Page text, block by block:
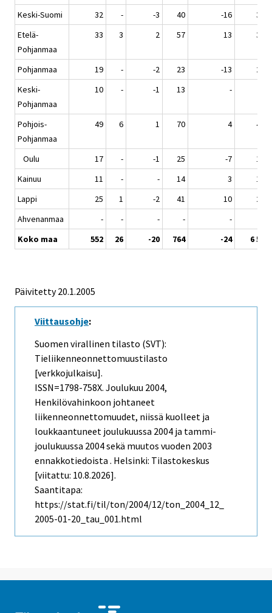
Keski-Suomi
32 - -3 40 -16
335
Etelä-
Pohjanmaa
33 3 2 57 13 346
Pohjanmaa 19 - -2 23 -13
218
Keski-
Pohjanmaa
10 - -1 13 -
Pohjois-
Pohjanmaa
49 6 1 70 4 473
Oulu 17 - -1 25 -7
181
Kainuu
11 - - 14 3
114
Lappi
25 1 -2 41 10
262
Ahvenanmaa
- - - - -
Koko maa
552 26 -20 764 -24 6 508
Päivitetty20.1.2005
Viittausohje:
Suomen virallinen tilasto (SVT):
Tieliikenneonnettomuustilasto
[verkkojulkaisu].
ISSN=1798-758X. Joulukuu 2004,
Henkilövahinkoon johtaneet
liikenneonnettomuudet, niissä kuolleet ja
loukkaantuneet joulukuussa 2004 ja tammi-
joulukuussa 2004 sekä muutos vuoden 2003
ennakkotiedoista . Helsinki: Tilastokeskus
[viitattu: 10.8.2026].
Saantitapa:
https://stat.fi/til/ton/2004/12/ton_2004_12_
2005-01-20_tau_001.html